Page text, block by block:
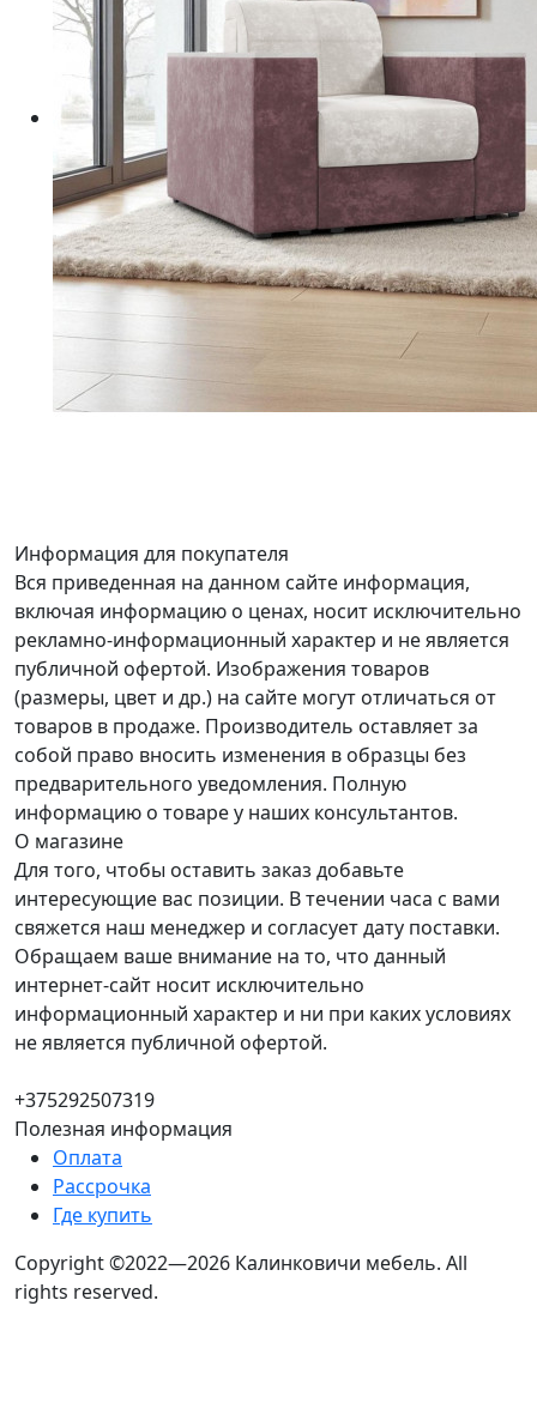
Информация для покупателя
Вся приведенная на данном сайте информация,
включая информацию о ценах, носит исключительно
рекламно-информационный характер и не является
публичной офертой. Изображения товаров
(размеры, цвет и др.) на сайте могут отличаться от
товаров в продаже. Производитель оставляет за
собой право вносить изменения в образцы без
предварительного уведомления. Полную
информацию о товаре у наших консультантов.
О магазине
Для того, чтобы оставить заказ добавьте
интересующие вас позиции. В течении часа с вами
свяжется наш менеджер и согласует дату поставки.
Обращаем ваше внимание на то, что данный
интернет-сайт носит исключительно
информационный характер и ни при каких условиях
не является публичной офертой.
+375292507319
Полезная информация
Оплата
Рассрочка
Где купить
Copyright ©2022—2026 Калинковичи мебель. All
rights reserved.